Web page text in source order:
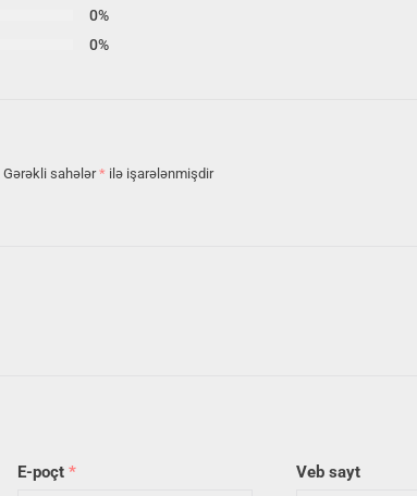
0%
0%
Gərəkli sahələr* ilə işarələnmişdir
E-poçt * Veb sayt